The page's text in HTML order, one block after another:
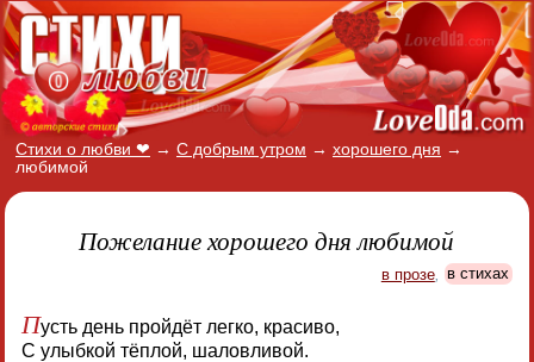
Стихи о любви ❤ → С добрым утром → хорошего дня →
любимой
Пожелание хорошего дня любимой
в прозе, в стихах
Пусть день пройдёт легко, красиво,
С улыбкой тёплой, шаловливой.